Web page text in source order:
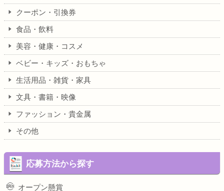
クーポン・引換券
食品・飲料
美容・健康・コスメ
ベビー・キッズ・おもちゃ
生活用品・雑貨・家具
文具・書籍・映像
ファッション・貴金属
その他
応募方法から探す
オープン懸賞